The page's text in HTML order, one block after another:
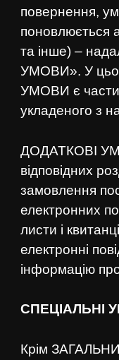
повернення,
поновлюється
та інше) –
УМОВИ». У
УМОВИ є
укладеного з
ДОДАТКОВІ
відповідних
замовлення
електронних
листи і
електронні
інформацію
СПЕЦІАЛЬНІ
Крім